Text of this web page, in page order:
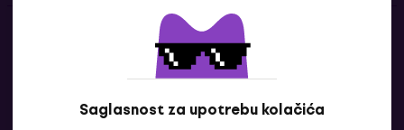
Saglasnost za upotrebu kolačića
Kontakti
Kontaktiraj nas